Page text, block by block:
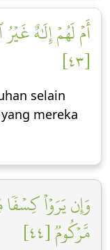
أَمۡ لَهُمۡ إِلَٰهٌ
[٤٣]
selain
mereka
وَإِن يَرَوۡاْ
مَّرۡكُومٞ [٤٤]